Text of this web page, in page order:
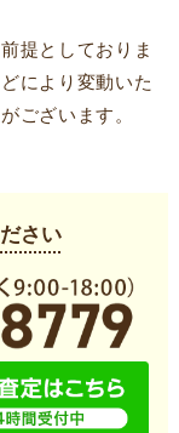
提としておりま
により変動いた
ございます。
さい